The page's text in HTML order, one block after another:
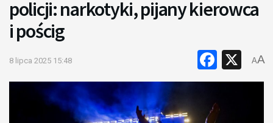
policji: narkotyki, pijany kierowca
i pościg
8 lipca 2025 15:48 X
AA